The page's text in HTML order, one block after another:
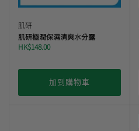
肌研
肌研極潤保濕清爽水分露
HK$148.00
加到購物車